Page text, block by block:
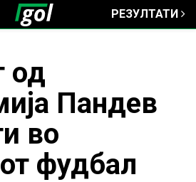
РЕЗУЛТАТИ
од
Пандев
во
фудбал